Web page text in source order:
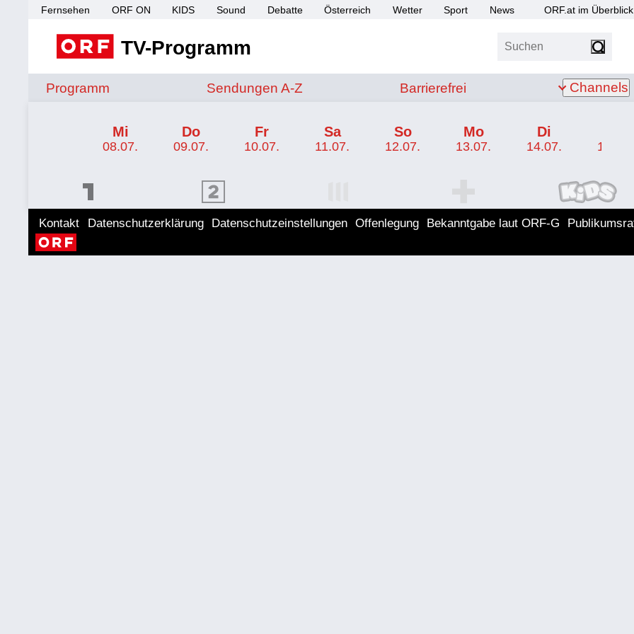
Fernsehen ORF ON KIDS Sound Debatte Österreich Wetter Sport News ORF.at im Überblick
TV-Programm Suchen
Programm Sendungen von A bis Z
Sendungen A-Z Barrierefrei
Barrierefrei Channels
Mi
08.07.
Do
09.07.
Fr
10.07.
Sa
11.07.
So
12.07.
Mo
13.07.
Di
14.07. 15.07.
ORF 2 Programm ORF KIDS Programm
Kontakt Datenschutzerklärung Datenschutzeinstellungen Offenlegung Bekanntgabe laut ORF-G